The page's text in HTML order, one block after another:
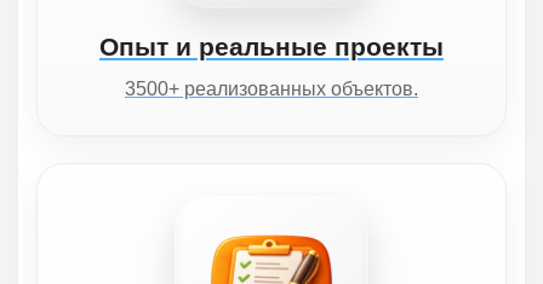
Опыт и реальные проекты
3500+ реализованных объектов.